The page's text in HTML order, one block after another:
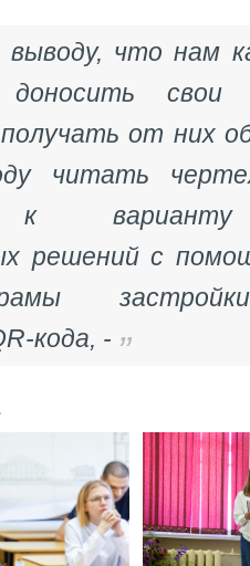
что нам
свои
от них
читать
к варианту
решений с
кода, -